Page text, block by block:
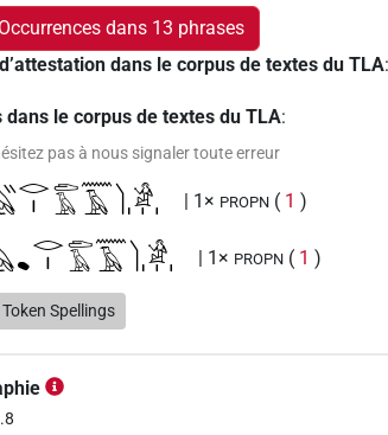
Occurrences dans 13 phrases
dans le corpus de textes du TLA
dans le corpus de textes du TLA:
pas à nous signaler toute erreur
| 1× PROPN ( 1 )
| 1× PROPN ( 1 )
Spellings